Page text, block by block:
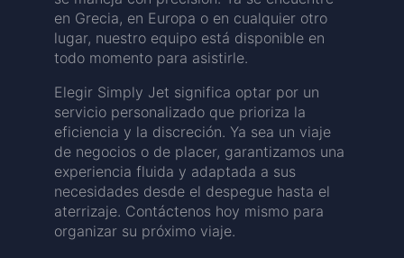
en Grecia, en Europa o en cualquier otro
lugar, nuestro equipo está disponible en
todo momento para asistirle.
Elegir Simply Jet significa optar por un
servicio personalizado que prioriza la
eficiencia y la discreción. Ya sea un viaje
de negocios o de placer, garantizamos una
experiencia fluida y adaptada a sus
necesidades desde el despegue hasta el
aterrizaje. Contáctenos hoy mismo para
organizar su próximo viaje.